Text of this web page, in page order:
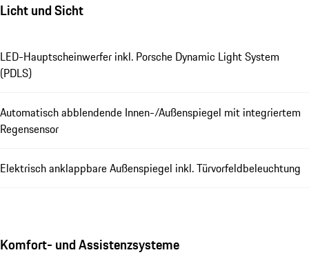
Licht und Sicht
LED-Hauptscheinwerfer inkl. Porsche Dynamic Light System
(PDLS)
Automatisch abblendende Innen-/Außenspiegel mit integriertem
Regensensor
Elektrisch anklappbare Außenspiegel inkl. Türvorfeldbeleuchtung
Komfort- und Assistenzsysteme